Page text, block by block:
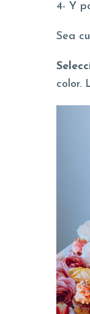
4- Y
Sea
color.